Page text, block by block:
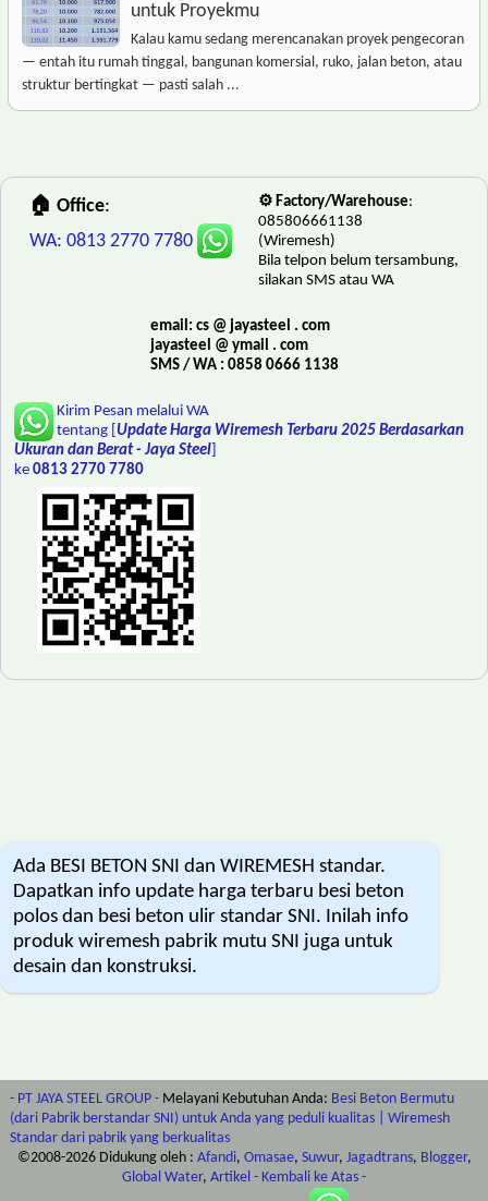
untuk Proyekmu
Kalau kamu sedang merencanakan proyek pengecoran
— entah itu rumah tinggal, bangunan komersial, ruko, jalan beton, atau
struktur bertingkat — pasti salah ...
🏠 Office:
WA: 0813 2770 7780
⚙️ Factory/Warehouse:
085806661138
(Wiremesh)
Bila telpon belum tersambung,
silakan SMS atau WA
email: cs @ jayasteel . com
jayasteel @ ymail . com
SMS / WA : 0858 0666 1138
Kirim Pesan melalui WA
tentang [ Update Harga Wiremesh Terbaru 2025 Berdasarkan
Ukuran dan Berat - Jaya Steel
ke 0813 2770 7780
Ada BESI BETON SNI dan WIREMESH standar.
Dapatkan info update harga terbaru besi beton
polos dan besi beton ulir standar SNI. Inilah info
produk wiremesh pabrik mutu SNI juga untuk
desain dan konstruksi.
- PT JAYA STEEL GROUP - Melayani Kebutuhan Anda: Besi Beton Bermutu
(dari Pabrik berstandar SNI) untuk Anda yang peduli kualitas | Wiremesh
Standar dari pabrik yang berkualitas
©2008-2026Didukung oleh : Afandi, Omasae, Suwur, Jagadtrans, Blogger,
Global Water, Artikel - Kembali ke Atas -